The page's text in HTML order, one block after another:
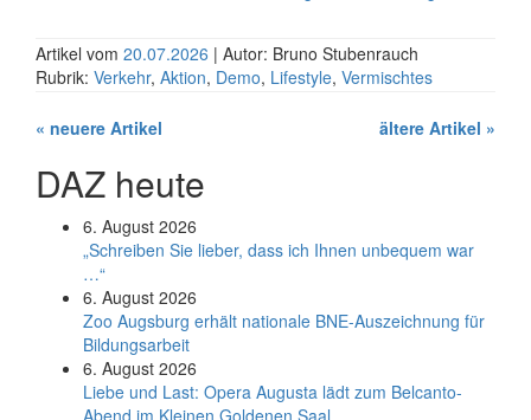
Artikel vom 20.07.2026 | Autor: Bruno Stubenrauch
Rubrik: Verkehr, Aktion, Demo, Lifestyle, Vermischtes
« neuere Artikel ältere Artikel »
DAZ heute
6. August 2026
„Schreiben Sie lieber, dass ich Ihnen unbequem war
…“
6. August 2026
Zoo Augsburg erhält nationale BNE-Auszeichnung für
Bildungsarbeit
6. August 2026
Liebe und Last: Opera Augusta lädt zum Belcanto-
Abend im Kleinen Goldenen Saal